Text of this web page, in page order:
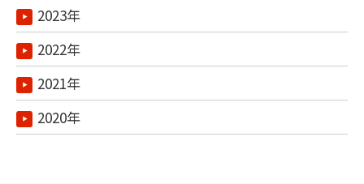
2023年
2022年
2021年
2020年